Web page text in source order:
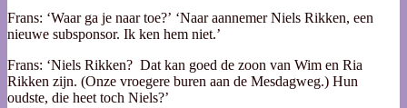
Frans: ‘Waar ga je naar toe?’ ‘Naar aannemer Niels Rikken, een
nieuwe subsponsor. Ik ken hem niet.’
Frans: ‘Niels Rikken? Dat kan goed de zoon van Wim en Ria
Rikken zijn. (Onze vroegere buren aan de Mesdagweg.) Hun
oudste, die heet toch Niels?’